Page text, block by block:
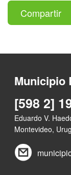
Compartir
Municipio
[598 2]
Eduardo V.
Montevideo,